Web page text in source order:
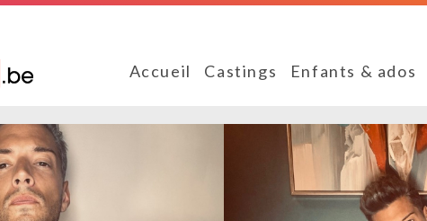
Accueil Castings Enfants & ados